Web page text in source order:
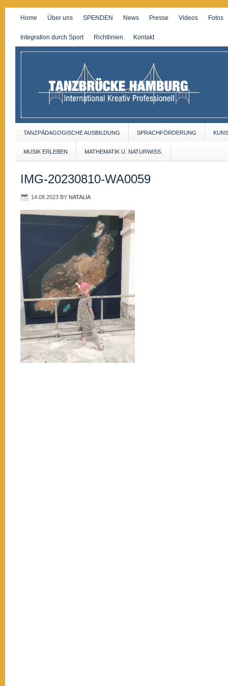
Home Über uns SPENDEN News Presse Videos Fotos
Integration durch Sport Richtlinien Kontakt
TANZPÄDAGOGISCHE AUSBILDUNG SPRACHFÖRDERUNG
MUSIK ERLEBEN MATHEMATIK U. NATURWISS.
IMG-20230810-WA0059
14.08.2023 BY NATALIA